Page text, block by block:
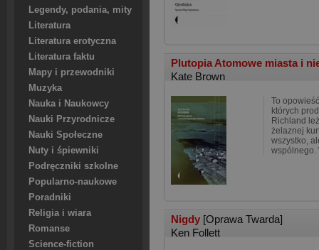
Legendy, podania, mity
Literatura
Literatura erotyczna
Literatura faktu
Mapy i przewodniki
Muzyka
Nauka i Naukowcy
Nauki Przyrodnicze
Nauki Społeczne
Nuty i śpiewniki
Podręczniki szkolne
Popularno-naukowe
Poradniki
Religia i wiara
Romanse
Science-fiction
Plutopia Atomowe miasta i
Kate Brown
To
których
Richland
żelaznej
wszystko,
wspólnego.
Nigdy [Oprawa Twarda]
Ken Follett